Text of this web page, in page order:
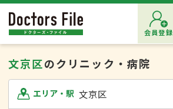
会員登録
文京区のクリニック・病院
エリア・駅 文京区